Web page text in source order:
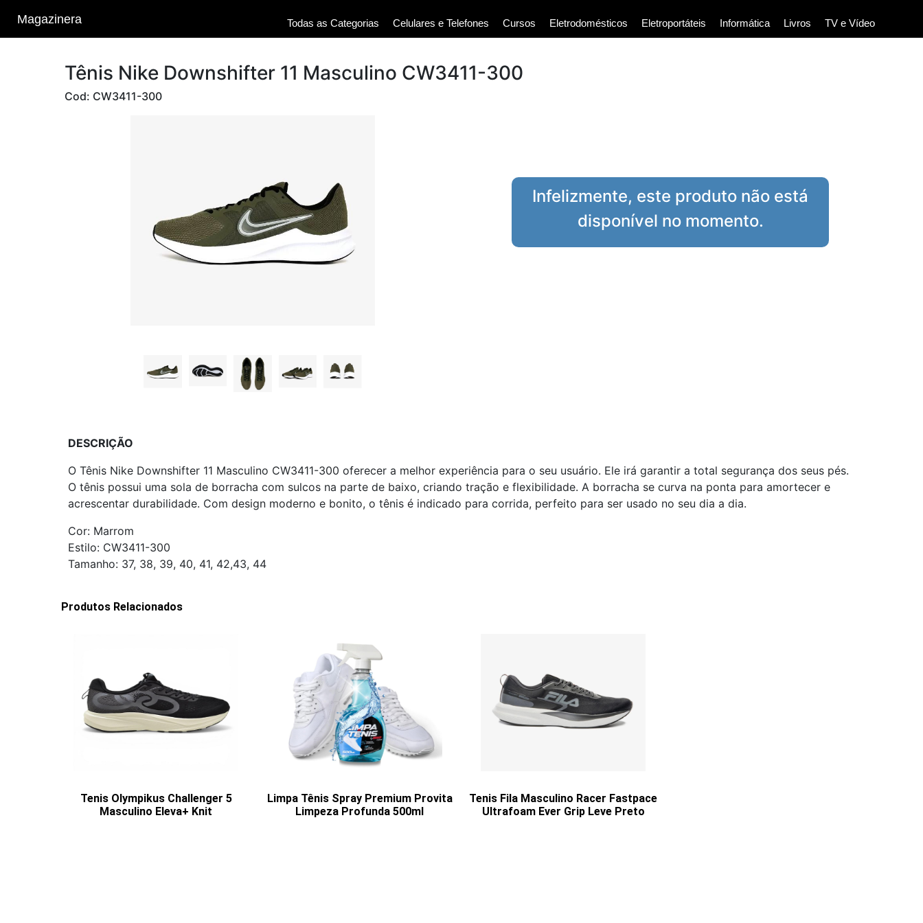
Magazinera Todas as Categorias Celulares e Telefones Cursos Eletrodomésticos Eletroportáteis Informática Livros TV e Vídeo
Tênis Nike Downshifter 11 Masculino CW3411-300
Cod: CW3411-300
Infelizmente, este produto não está
disponível no momento.
DESCRIÇÃO
O Tênis Nike Downshifter 11 Masculino CW3411-300 oferecer a melhor experiência para o seu usuário. Ele irá garantir a total segurança dos seus pés.
O tênis possui uma sola de borracha com sulcos na parte de baixo, criando tração e flexibilidade. A borracha se curva na ponta para amortecer e
acrescentar durabilidade. Com design moderno e bonito, o tênis é indicado para corrida, perfeito para ser usado no seu dia a dia.
Cor: Marrom
Estilo: CW3411-300
Tamanho: 37, 38, 39, 40, 41, 42,43, 44
Produtos Relacionados
Tenis Olympikus Challenger 5
Masculino Eleva+ Knit
Limpa Tênis Spray Premium Provita
Limpeza Profunda 500ml
Tenis Fila Masculino Racer Fastpace
Ultrafoam Ever Grip Leve Preto